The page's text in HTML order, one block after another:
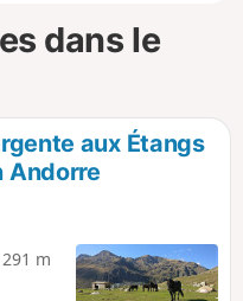
dans le
aux Étangs
Andorre
291 m